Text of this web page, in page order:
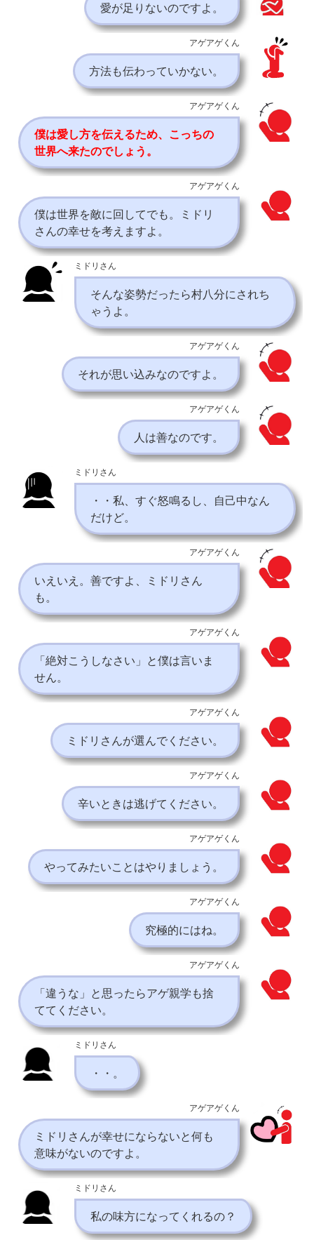
愛が足りないのですよ。
アゲアゲくん
方法も伝わっていかない。
アゲアゲくん
僕は愛し方を伝えるため、こっちの
世界へ来たのでしょう。
アゲアゲくん
僕は世界を敵に回してでも。ミドリ
さんの幸せを考えますよ。
ミドリさん
そんな姿勢だったら村八分にされち
ゃうよ。
アゲアゲくん
それが思い込みなのですよ。
アゲアゲくん
人は善なのです。
ミドリさん
・・私、すぐ怒鳴るし、自己中なん
だけど。
アゲアゲくん
いえいえ。善ですよ、ミドリさん
も。
アゲアゲくん
「絶対こうしなさい」と僕は言いま
せん。
アゲアゲくん
ミドリさんが選んでください。
アゲアゲくん
辛いときは逃げてください。
アゲアゲくん
やってみたいことはやりましょう。
アゲアゲくん
究極的にはね。
アゲアゲくん
「違うな」と思ったらアゲ親学も捨
ててください。
ミドリさん
・・。
アゲアゲくん
ミドリさんが幸せにならないと何も
意味がないのですよ。
ミドリさん
私の味方になってくれるの？